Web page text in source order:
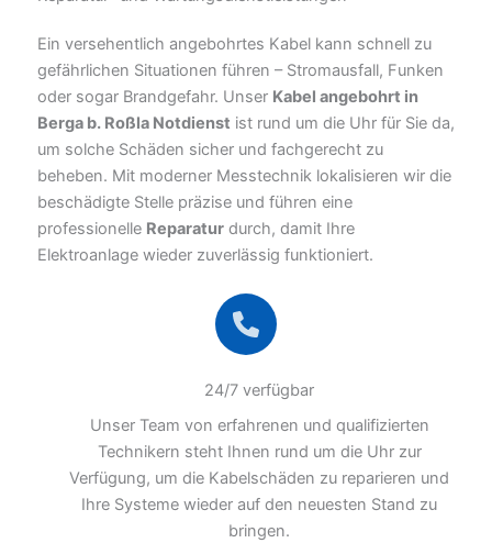
Ein versehentlich angebohrtes Kabel kann schnell zu
gefährlichen Situationen führen – Stromausfall, Funken
oder sogar Brandgefahr. Unser Kabel angebohrt in
Berga b. Roßla Notdienst ist rund um die Uhr für Sie da,
um solche Schäden sicher und fachgerecht zu
beheben. Mit moderner Messtechnik lokalisieren wir die
beschädigte Stelle präzise und führen eine
professionelle Reparatur durch, damit Ihre
Elektroanlage wieder zuverlässig funktioniert.
24/7 verfügbar
Unser Team von erfahrenen und qualifizierten
Technikern steht Ihnen rund um die Uhr zur
Verfügung, um die Kabelschäden zu reparieren und
Ihre Systeme wieder auf den neuesten Stand zu
bringen.